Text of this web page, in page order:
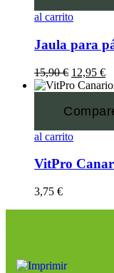
al carrito
Jaula para
15,90€ 12,95 €
al carrito
VitPro
3,75 €